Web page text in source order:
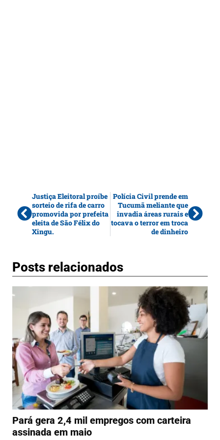
Justiça Eleitoral proíbe
sorteio de rifa de carro
promovida por prefeita
eleita de São Félix do
Xingu.
Polícia Civil prende em
Tucumã meliante que
invadia áreas rurais e
tocava o terror em troca
de dinheiro
Posts relacionados
Pará gera 2,4 mil empregos com carteira
assinada em maio